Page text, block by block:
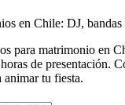
en Chile: DJ,
para matrimonio en
de presentación.
tu fiesta.